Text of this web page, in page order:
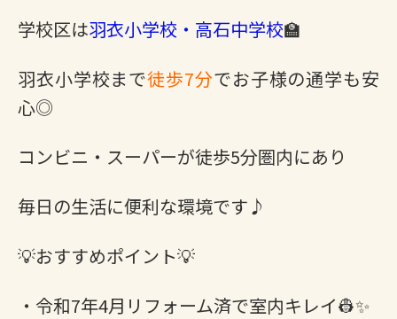
学校区は羽衣小学校・高石中学校🏫
羽衣小学校まで徒歩7分でお子様の通学も安
心◎
コンビニ・スーパーが徒歩5分圏内にあり
毎日の生活に便利な環境です♪
💡おすすめポイント💡
・令和7年4月リフォーム済で室内キレイ👷✨